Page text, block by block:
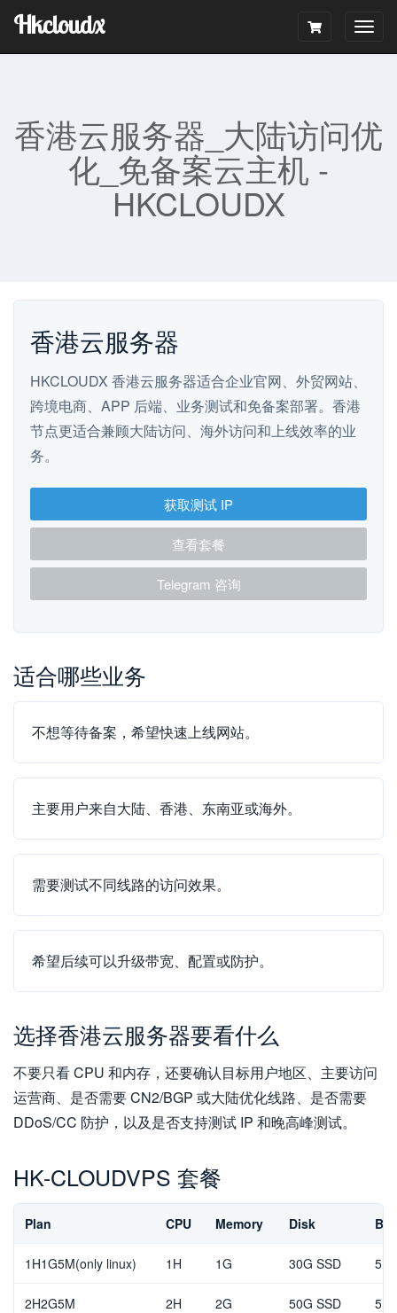
Hkcloudx
香港云服务器_大陆访问优
化_免备案云主机 -
HKCLOUDX
香港云服务器
HKCLOUDX 香港云服务器适合企业官网、外贸网站、
跨境电商、APP 后端、业务测试和免备案部署。香港
节点更适合兼顾大陆访问、海外访问和上线效率的业
务。
获取测试 IP
查看套餐
Telegram 咨询
适合哪些业务
不想等待备案，希望快速上线网站。
主要用户来自大陆、香港、东南亚或海外。
需要测试不同线路的访问效果。
希望后续可以升级带宽、配置或防护。
选择香港云服务器要看什么
不要只看 CPU 和内存，还要确认目标用户地区、主要访问
运营商、是否需要 CN2/BGP 或大陆优化线路、是否需要
DDoS/CC 防护，以及是否支持测试 IP 和晚高峰测试。
HK-CLOUDVPS 套餐
Plan CPU Memory Disk
1H1G5M(only linux) 1H 1G 30G SSD
2H2G5M 2H 2G 50G SSD